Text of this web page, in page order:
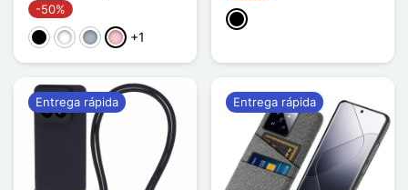
-50%
NegroBlanco
Gris Rosa+1
Negro
Entrega rápida Entrega rápida